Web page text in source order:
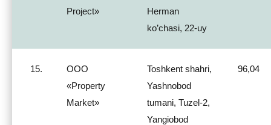
Project»
Herman
ko’chasi, 22-uy
15.
ООО
«Property
Market»
Toshkent shahri,
Yashnobod
tumani, Tuzel-2,
Yangiobod
96,04